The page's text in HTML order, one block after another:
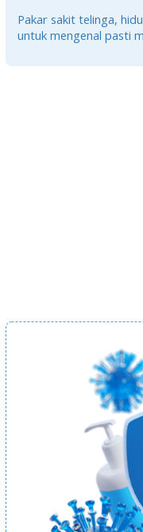
Pakar sakit telinga,
untuk mengenal pasti